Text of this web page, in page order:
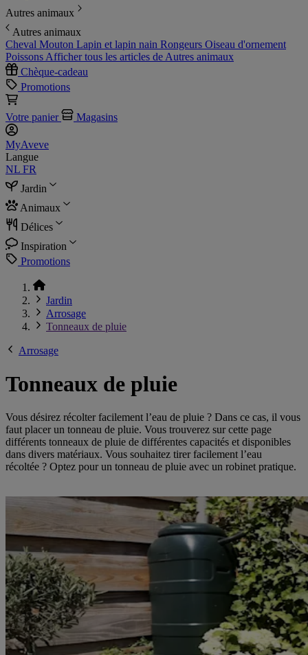
Autres animaux
Autres animaux
Cheval Mouton Lapin et lapin nain Rongeurs Oiseau d'ornement
Poissons Afficher tous les articles de Autres animaux
Chèque-cadeau
Promotions
Votre panier Magasins
MyAveve
Langue
NL FR
Jardin
Animaux
Délices
Inspiration
Promotions
Jardin
Arrosage
Tonneaux de pluie
Arrosage
Tonneaux de pluie
Vous désirez récolter facilement l’eau de pluie ? Dans ce cas, il vous
faut placer un tonneau de pluie. Vous trouverez sur cette page
différents tonneaux de pluie de différentes capacités et disponibles
dans divers matériaux. Vous souhaitez tirer facilement l’eau
récoltée ? Optez pour un tonneau de pluie avec un robinet pratique.